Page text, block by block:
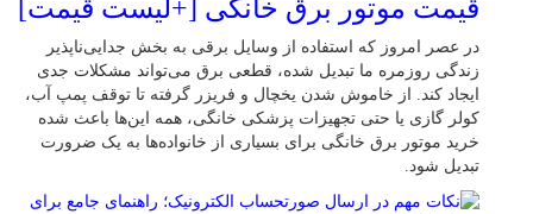
قیمت موتور برق خانگی [+لیست قیمت]
در عصر امروز که استفاده از وسایل برقی به بخش جدایی‌ناپذیر
زندگی روزمره ما تبدیل شده، قطعی برق می‌تواند مشکلات جدی
ایجاد کند. از خاموش شدن یخچال و فریزر گرفته تا توقف پمپ آب،
کولر گازی یا حتی تجهیزات پزشکی خانگی، همه این‌ها باعث شده
خرید موتور برق خانگی برای بسیاری از خانواده‌ها به یک ضرورت
تبدیل شود.